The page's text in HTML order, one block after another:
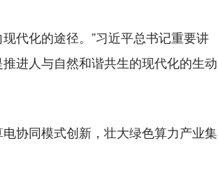
代化的途径。”习近平总书记重要讲
进人与自然和谐共生的现代化的生动
协同模式创新，壮大绿色算力产业集